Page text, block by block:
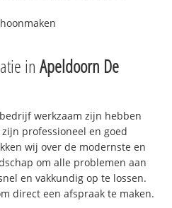
inApeldoorn De
werkzaam zijn hebben
professioneel en goed
wij over de modernste en
om alle problemen aan
en vakkundig op te lossen.
direct een afspraak te maken.